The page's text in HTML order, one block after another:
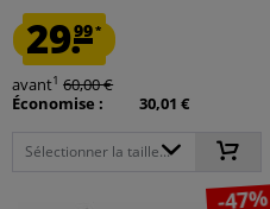
29.99*
avant1 60,00 €
Économise :
30,01 €
Sélectionner la taille...
-47%